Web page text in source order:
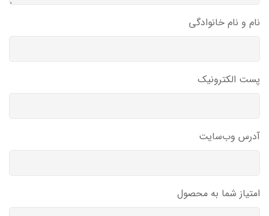
نام و نام خانوادگی
پست الکترونیک
آدرس وب‌سایت
امتیاز شما به محصول